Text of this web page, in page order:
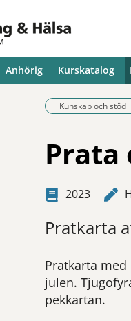
Anhörig Kurskatalog
Kunskap och stöd
Prata
2023
Pratkarta
Pratkarta
julen.
pekkartan.